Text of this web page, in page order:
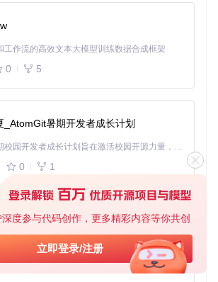
度参与代码创作，更多精彩内容等你共创
立即登录/注册
工作流的高效文本大模型训练数据合成框架
0 5
_AtomGit暑期开发者成长计划
「源启盛夏」暑期校园开发者成长计划旨在激活校园开源力量，通过积分激励、认证扶持、资源倾斜等形式，引导高校组织和开发者完成「入驻 — 建项目 — 做贡献 — 获认证 — 得资源」的完整闭环。无论你是想带领社团入驻平台的组织者，还是希望用代码贡献证明自己的开发者，都能在这里找到属于你的成长路径。
0 1
基于Python的Xiaozhi AI，适用于想要完整Xiaozhi体验而无需拥有专用硬件的用户。
0 1